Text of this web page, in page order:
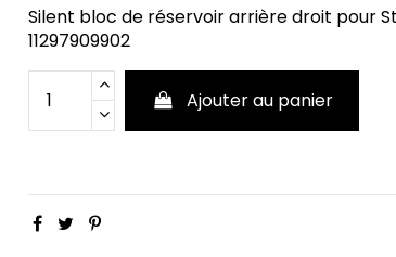
Silent bloc de réservoir arrière droit pour
11297909902
Ajouter au panier